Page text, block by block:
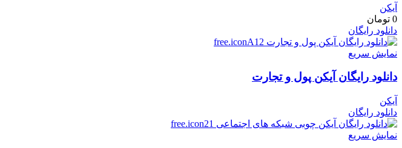
آیکن
0 تومان
دانلود رایگان
نمایش سریع
دانلود رایگان آیکن پول و تجارت
آیکن
دانلود رایگان
نمایش سریع